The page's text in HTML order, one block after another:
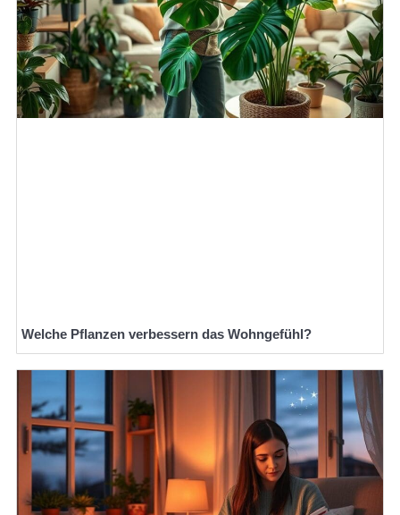
Welche Pflanzen verbessern das Wohngefühl?